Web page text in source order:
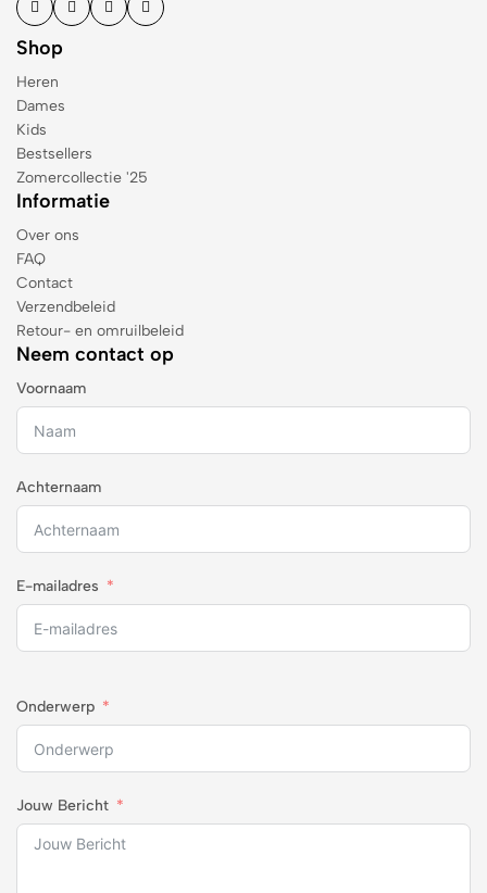
Shop
Heren
Dames
Kids
Bestsellers
Zomercollectie '25
Informatie
Over ons
FAQ
Contact
Verzendbeleid
Retour- en omruilbeleid
Neem contact op
Voornaam
Achternaam
E-mailadres
Onderwerp
Jouw Bericht